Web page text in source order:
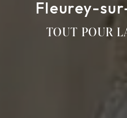
Fleurey-
TOUT POUR